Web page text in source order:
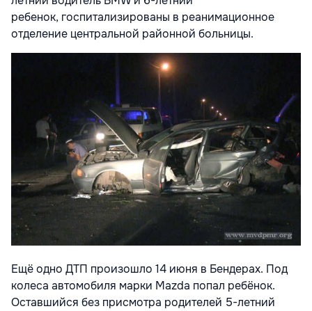
ребенок, госпитализированы в реанимационное
отделение центральной районной больницы.
Ещё одно ДТП произошло 14 июня в Бендерах. Под
колеса автомобиля марки Mazda попал ребёнок.
Оставшийся без присмотра родителей 5-летний